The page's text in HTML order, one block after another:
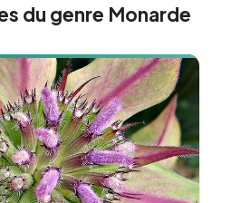
du genre Monarde